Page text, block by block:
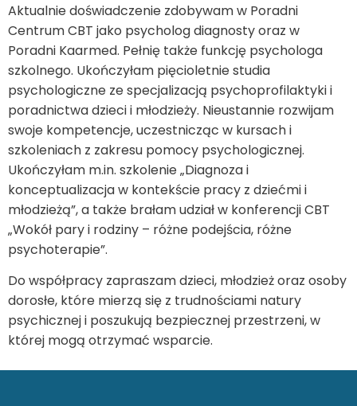
Aktualnie doświadczenie zdobywam w Poradni
Centrum CBT jako psycholog diagnosty oraz w
Poradni Kaarmed. Pełnię także funkcję psychologa
szkolnego. Ukończyłam pięcioletnie studia
psychologiczne ze specjalizacją psychoprofilaktyki i
poradnictwa dzieci i młodzieży. Nieustannie rozwijam
swoje kompetencje, uczestnicząc w kursach i
szkoleniach z zakresu pomocy psychologicznej.
Ukończyłam m.in. szkolenie „Diagnoza i
konceptualizacja w kontekście pracy z dziećmi i
młodzieżą”, a także brałam udział w konferencji CBT
„Wokół pary i rodziny – różne podejścia, różne
psychoterapie”.
Do współpracy zapraszam dzieci, młodzież oraz osoby
dorosłe, które mierzą się z trudnościami natury
psychicznej i poszukują bezpiecznej przestrzeni, w
której mogą otrzymać wsparcie.